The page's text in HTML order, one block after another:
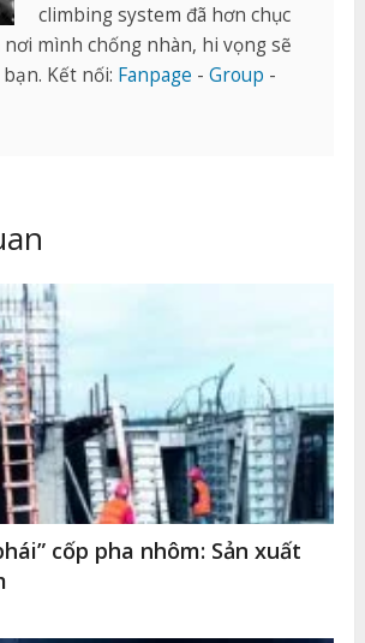
climbing system đã hơn chục
nơi mình chống nhàn, hi vọng sẽ
Kết nối: Fanpage -Group -
cốp pha nhôm: Sản xuất